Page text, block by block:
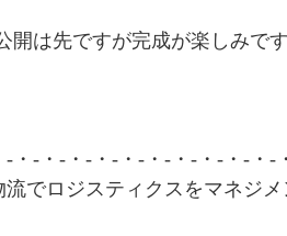
開は先ですが完成が楽しみで
-・-・-・-・-・-・-・-・-・-・-
流でロジスティクスをマネジ